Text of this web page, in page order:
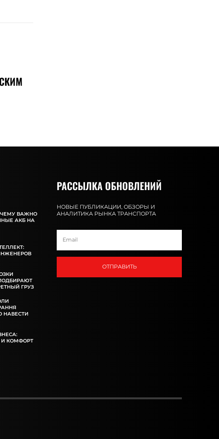
ВАЖНО
АКБ НА
ГРУЗ
НАВЕСТИ
И КОМФОРТ
РАССЫЛКА ОБНОВЛЕНИЙ
НОВЫЕ ПУБЛИКАЦИИ, ОБЗОРЫ И
АНАЛИТИКА РЫНКА ТРАНСПОРТА
ОТПРАВИТЬ